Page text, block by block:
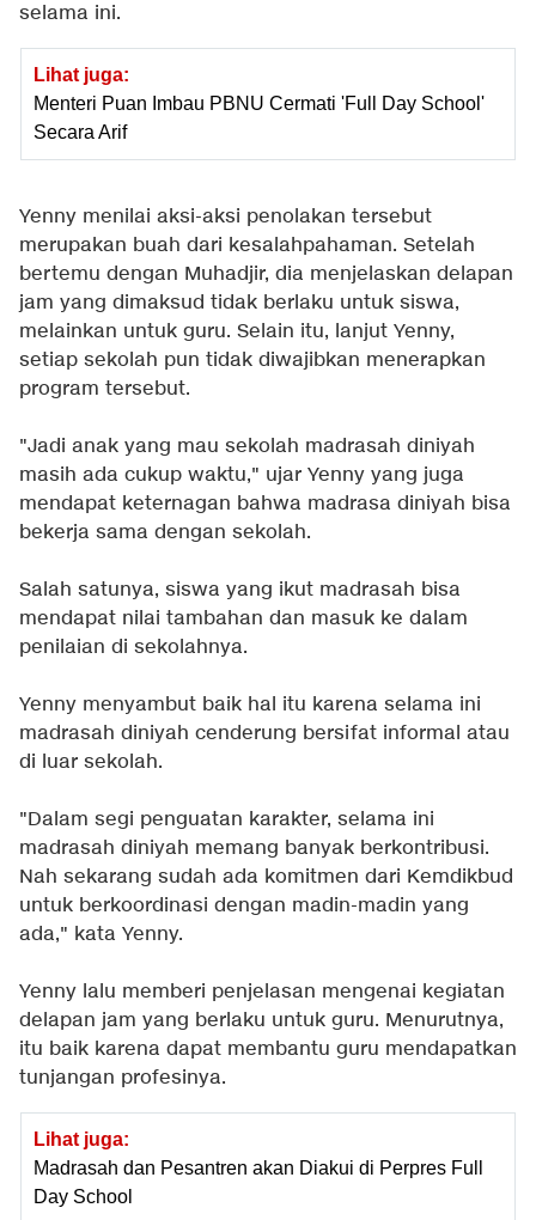
selama ini.
Lihat juga:
Menteri Puan Imbau PBNU Cermati 'Full Day School'
Secara Arif
Yenny menilai aksi-aksi penolakan tersebut
merupakan buah dari kesalahpahaman. Setelah
bertemu dengan Muhadjir, dia menjelaskan delapan
jam yang dimaksud tidak berlaku untuk siswa,
melainkan untuk guru. Selain itu, lanjut Yenny,
setiap sekolah pun tidak diwajibkan menerapkan
program tersebut.
"Jadi anak yang mau sekolah madrasah diniyah
masih ada cukup waktu," ujar Yenny yang juga
mendapat keternagan bahwa madrasa diniyah bisa
bekerja sama dengan sekolah.
Salah satunya, siswa yang ikut madrasah bisa
mendapat nilai tambahan dan masuk ke dalam
penilaian di sekolahnya.
Yenny menyambut baik hal itu karena selama ini
madrasah diniyah cenderung bersifat informal atau
di luar sekolah.
"Dalam segi penguatan karakter, selama ini
madrasah diniyah memang banyak berkontribusi.
Nah sekarang sudah ada komitmen dari Kemdikbud
untuk berkoordinasi dengan madin-madin yang
ada," kata Yenny.
Yenny lalu memberi penjelasan mengenai kegiatan
delapan jam yang berlaku untuk guru. Menurutnya,
itu baik karena dapat membantu guru mendapatkan
tunjangan profesinya.
Lihat juga:
Madrasah dan Pesantren akan Diakui di Perpres Full
Day School